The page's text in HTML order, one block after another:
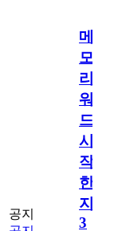
공지
메
모
리
워
드
시
작
한
지
3